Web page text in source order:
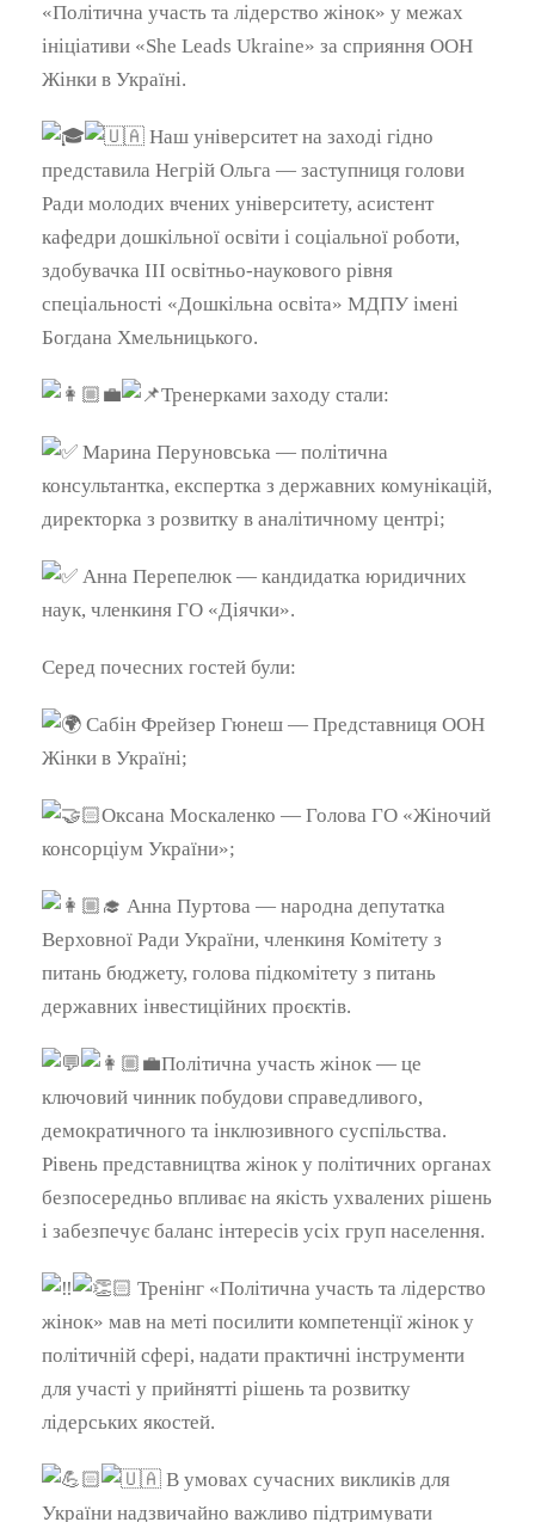
«Політична участь та лідерство жінок» у межах
ініціативи «She Leads Ukraine» за сприяння ООН
Жінки в Україні.
Наш університет на заході гідно
представила Негрій Ольга — заступниця голови
Ради молодих вчених університету, асистент
кафедри дошкільної освіти і соціальної роботи,
здобувачка ІІІ освітньо-наукового рівня
спеціальності «Дошкільна освіта» МДПУ імені
Богдана Хмельницького.
Тренерками заходу стали:
Марина Перуновська — політична
консультантка, експертка з державних комунікацій,
директорка з розвитку в аналітичному центрі;
Анна Перепелюк — кандидатка юридичних
наук, членкиня ГО «Діячки».
Серед почесних гостей були:
Сабін Фрейзер Гюнеш — Представниця ООН
Жінки в Україні;
Оксана Москаленко — Голова ГО «Жіночий
консорціум України»;
Анна Пуртова — народна депутатка
Верховної Ради України, членкиня Комітету з
питань бюджету, голова підкомітету з питань
державних інвестиційних проєктів.
Політична участь жінок — це
ключовий чинник побудови справедливого,
демократичного та інклюзивного суспільства.
Рівень представництва жінок у політичних органах
безпосередньо впливає на якість ухвалених рішень
і забезпечує баланс інтересів усіх груп населення.
Тренінг «Політична участь та лідерство
жінок» мав на меті посилити компетенції жінок у
політичній сфері, надати практичні інструменти
для участі у прийнятті рішень та розвитку
лідерських якостей.
В умовах сучасних викликів для
України надзвичайно важливо підтримувати